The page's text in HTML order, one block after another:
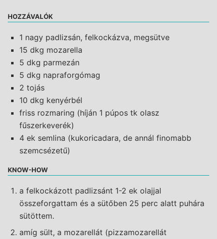
HOZZÁVALÓK
1 nagy padlizsán, felkockázva, megsütve
15 dkg mozarella
5 dkg parmezán
5 dkg napraforgómag
2 tojás
10 dkg kenyérbél
friss rozmaring (híján 1 púpos tk olasz
fűszerkeverék)
4 ek semlina (kukoricadara, de annál finomabb
szemcsézetű)
KNOW-HOW
a felkockázott padlizsánt 1-2 ek olajjal
összeforgattam és a sütőben 25 perc alatt puhára
sütöttem.
amíg sült, a mozarellát (pizzamozarellát